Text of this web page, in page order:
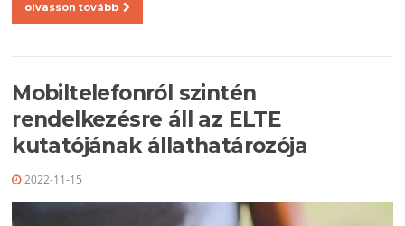
olvasson tovább
Mobiltelefonról szintén
rendelkezésre áll az ELTE
kutatójának állathatározója
2022-11-15